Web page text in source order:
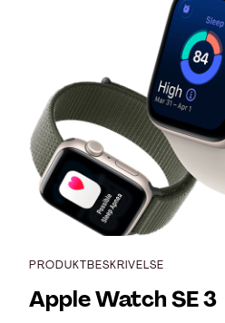
PRODUKTBESKRIVELSE
Apple Watch SE 3